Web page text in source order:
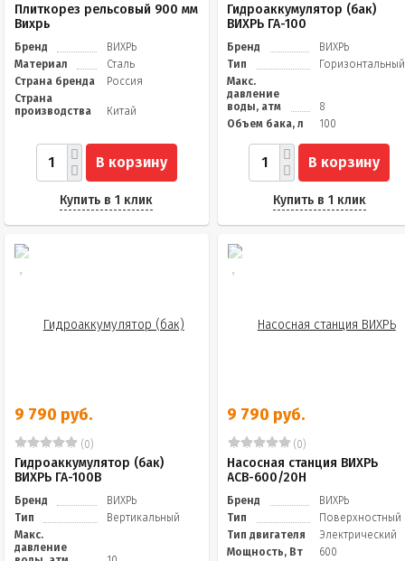
Плиткорез рельсовый 900 мм
Вихрь
Бренд
ВИХРЬ
Материал
Сталь
Страна бренда
Россия
Страна
производства
Китай
В корзину
Купить в 1 клик
Гидроаккумулятор (бак)
ВИХРЬ ГА-100
Бренд
ВИХРЬ
Тип
Горизонтальный
Макс.
давление
воды, атм
8
Объем бака, л
100
В корзину
Купить в 1 клик
9 790 руб.
(0)
Гидроаккумулятор (бак)
ВИХРЬ ГА-100В
Бренд
ВИХРЬ
Тип
Вертикальный
Макс.
давление
9 790 руб.
(0)
Насосная станция ВИХРЬ
АСВ-600/20Н
Бренд
ВИХРЬ
Тип
Поверхностный
Тип двигателя
Электрический
Мощность, Вт
600